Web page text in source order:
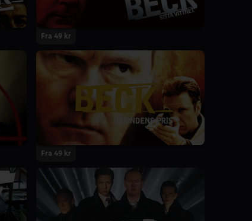
Fra 49 kr
Fra 49 kr